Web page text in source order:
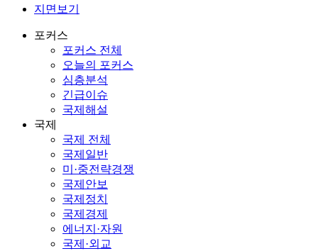
지면보기
포커스
포커스 전체
오늘의 포커스
심층분석
긴급이슈
국제해설
국제
국제 전체
국제일반
미·중전략경쟁
국제안보
국제정치
국제경제
에너지·자원
국제·외교